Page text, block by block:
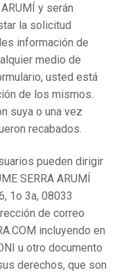
y serán
la solicitud
información de
medio de
usted está
de los mismos.
suya o una vez
recabados.
pueden dirigir
SERRA ARUMÍ
1o 3a, 08033
de correo
incluyendo en
u otro documento
derechos, que son